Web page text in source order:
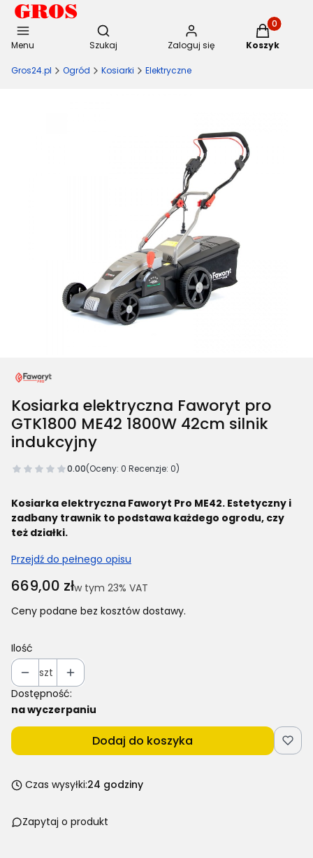
Menu
Otwórz wyszukiwarkę
Szukaj Zaloguj się
Produkty
Koszyk
Gros24.pl Ogród Kosiarki Elektryczne
Kosiarka elektryczna Faworyt pro
GTK1800 ME42 1800W 42cm silnik
indukcyjny
0.00(Oceny: 0 Recenzje: 0)
Kosiarka elektryczna Faworyt Pro ME42. Estetyczny i
zadbany trawnik to podstawa każdego ogrodu, czy
też działki.
Przejdź do pełnego opisu
Cena
669,00 złw tym 23% VAT
w tym 23% VAT
Ceny podane bez kosztów dostawy.
Ilość
szt
Dostępność:
na wyczerpaniu
Dodaj do koszyka
Czas wysyłki:24 godziny
Zapytaj o produkt